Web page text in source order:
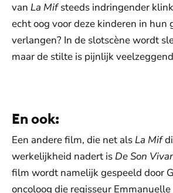
van La Mifsteeds indringender
echt oog voor deze kinderen in hun
verlangen? In de slotscène wordt
maar de stilte is pijnlijk
De weergave van deze video
En ook:
Een andere film, die net als La Mif
werkelijkheid nadert is De Son
film wordt namelijk gespeeld door
oncoloog die regisseur